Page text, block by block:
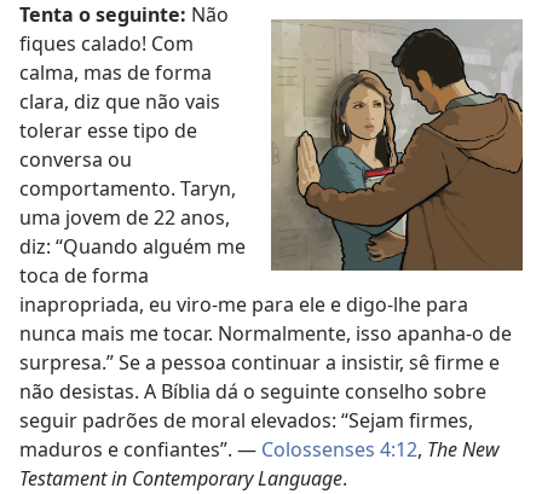
Tenta o seguinte: Não
fiques calado! Com
calma, mas de forma
clara, diz que não vais
tolerar esse tipo de
conversa ou
comportamento. Taryn,
uma jovem de 22 anos,
diz: “Quando alguém me
toca de forma
inapropriada, eu viro-me para ele e digo-lhe para
nunca mais me tocar. Normalmente, isso apanha-o de
surpresa.” Se a pessoa continuar a insistir, sê firme e
não desistas. A Bíblia dá o seguinte conselho sobre
seguir padrões de moral elevados: “Sejam firmes,
maduros e confiantes”. — Colossenses 4:12, The New
Testament in Contemporary Language.